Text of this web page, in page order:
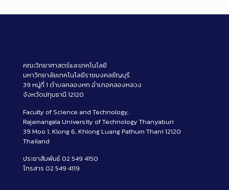
คณะวิทยาศาสตร์และเทคโนโลยี
มหาวิทยาลัยเทคโนโลยีราชมงคลธัญบุรี
39 หมู่ที่ 1 ตำบลคลองหก อำเภอคลองหลวง
จังหวัดปทุมธานี 12120
Faculty of Science and Technology,
Rajamangala University of Technology Thanyaburi
39 Moo 1, Klong 6, Khlong Luang Pathum Thani 12120
Thailand
ประชาสัมพันธ์ 02 549 4150
โทรสาร 02 549 4119